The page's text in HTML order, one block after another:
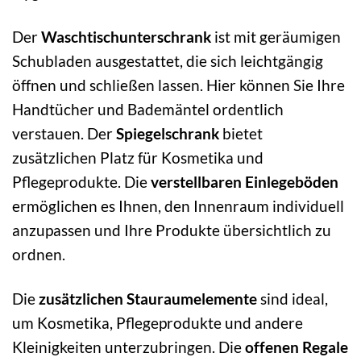
DerWaschtischunterschrank ist mit geräumigen
Schubladen ausgestattet, die sich leichtgängig
öffnen und schließen lassen. Hier können Sie Ihre
Handtücher und Bademäntel ordentlich
verstauen. DerSpiegelschrank bietet
zusätzlichen Platz für Kosmetika und
Pflegeprodukte. Dieverstellbaren Einlegeböden
ermöglichen es Ihnen, den Innenraum individuell
anzupassen und Ihre Produkte übersichtlich zu
ordnen.
Diezusätzlichen Stauraumelementesind ideal,
um Kosmetika, Pflegeprodukte und andere
Kleinigkeiten unterzubringen. Dieoffenen Regale